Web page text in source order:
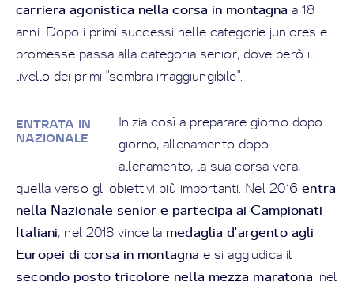
carriera agonistica nella corsa in montagna a 18
anni. Dopo i primi successi nelle categorie juniores e
promesse passa alla categoria senior, dove però il
livello dei primi "sembra irraggiungibile".
ENTRATA IN
NAZIONALE
Inizia così a preparare giorno dopo
giorno, allenamento dopo
allenamento, la sua corsa vera,
quella verso gli obiettivi più importanti. Nel 2016entra
nella Nazionale senior e partecipa ai Campionati
Italiani, nel 2018 vince la medaglia d'argento agli
Europei di corsa in montagna e si aggiudica il
secondo posto tricolore nella mezza maratona, nel